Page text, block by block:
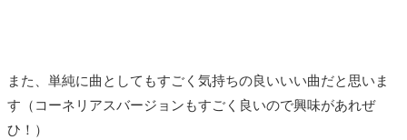
また、単純に曲としてもすごく気持ちの良いいい曲だと思いま
す（コーネリアスバージョンもすごく良いので興味があれぜ
ひ！）